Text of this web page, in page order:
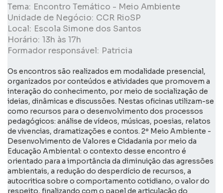
Tema: Encontro Temático - Meio Ambiente
Unidade de Negócio: CCR RioSP
Local: Escola Simone dos Santos
Horário: 13h às 17h
Formador responsável: Patricia
Os encontros são realizados em modalidade presencial,
organizados por conteúdos e atividades que promovem a
interação do conhecimento, por meio de socialização de
ideias, dinâmicas e discussões. Nestas oficinas utilizam-se
como recursos para o desenvolvimento dos processos
pedagógicos: análise de vídeos, músicas, poesias, relatos
de vivencias, dramatizações e contos. 2º Meio Ambiente -
Desenvolvimento de Valores e Cidadania por meio da
Educação Ambiental: o contexto desse encontro é
orientado para a importância da diminuição das agressões
ambientais, a redução do desperdício de recursos, a
autocritica sobre o comportamento cotidiano, o valor do
respeito, finalizando com o papel de articulação do